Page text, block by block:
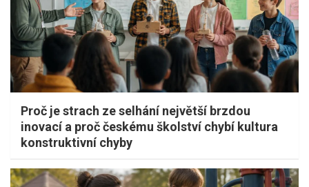
Proč je strach ze selhání největší brzdou
inovací a proč českému školství chybí kultura
konstruktivní chyby